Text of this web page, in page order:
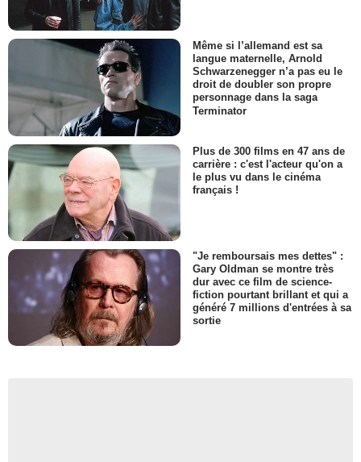
Même si l’allemand est sa
langue maternelle, Arnold
Schwarzenegger n’a pas eu le
droit de doubler son propre
personnage dans la saga
Terminator
Plus de 300 films en 47 ans de
carrière : c'est l'acteur qu'on a
le plus vu dans le cinéma
français !
"Je remboursais mes dettes" :
Gary Oldman se montre très
dur avec ce film de science-
fiction pourtant brillant et qui a
généré 7 millions d'entrées à sa
sortie